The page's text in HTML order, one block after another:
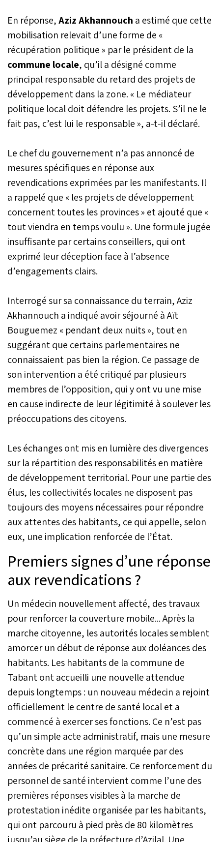
En réponse,Aziz Akhannouch a estimé que cette
mobilisation relevait d’une forme de «
récupération politique » par le président de la
commune locale, qu’il a désigné comme
principal responsable du retard des projets de
développement dans la zone. « Le médiateur
politique local doit défendre les projets. S’il ne le
fait pas, c’est lui le responsable », a-t-il déclaré.
Le chef du gouvernement n’a pas annoncé de
mesures spécifiques en réponse aux
revendications exprimées par les manifestants. Il
a rappelé que « les projets de développement
concernent toutes les provinces » et ajouté que «
tout viendra en temps voulu ». Une formule jugée
insuffisante par certains conseillers, qui ont
exprimé leur déception face à l’absence
d’engagements clairs.
Interrogé sur sa connaissance du terrain, Aziz
Akhannouch a indiqué avoir séjourné à Aït
Bouguemez « pendant deux nuits », tout en
suggérant que certains parlementaires ne
connaissaient pas bien la région. Ce passage de
son intervention a été critiqué par plusieurs
membres de l’opposition, qui y ont vu une mise
en cause indirecte de leur légitimité à soulever les
préoccupations des citoyens.
Les échanges ont mis en lumière des divergences
sur la répartition des responsabilités en matière
de développement territorial. Pour une partie des
élus, les collectivités locales ne disposent pas
toujours des moyens nécessaires pour répondre
aux attentes des habitants, ce qui appelle, selon
eux, une implication renforcée de l’État.
Premiers signes d’une réponse
aux revendications ?
Un médecin nouvellement affecté, des travaux
pour renforcer la couverture mobile... Après la
marche citoyenne, les autorités locales semblent
amorcer un début de réponse aux doléances des
habitants. Les habitants de la commune de
Tabant ont accueilli une nouvelle attendue
depuis longtemps : un nouveau médecin a rejoint
officiellement le centre de santé local et a
commencé à exercer ses fonctions. Ce n’est pas
qu’un simple acte administratif, mais une mesure
concrète dans une région marquée par des
années de précarité sanitaire. Ce renforcement du
personnel de santé intervient comme l’une des
premières réponses visibles à la marche de
protestation inédite organisée par les habitants,
qui ont parcouru à pied près de 80 kilomètres